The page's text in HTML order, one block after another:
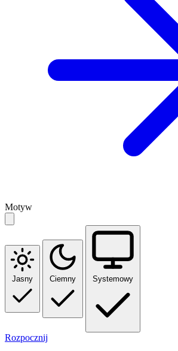
Motyw
Jasny Ciemny Systemowy
Rozpocznij